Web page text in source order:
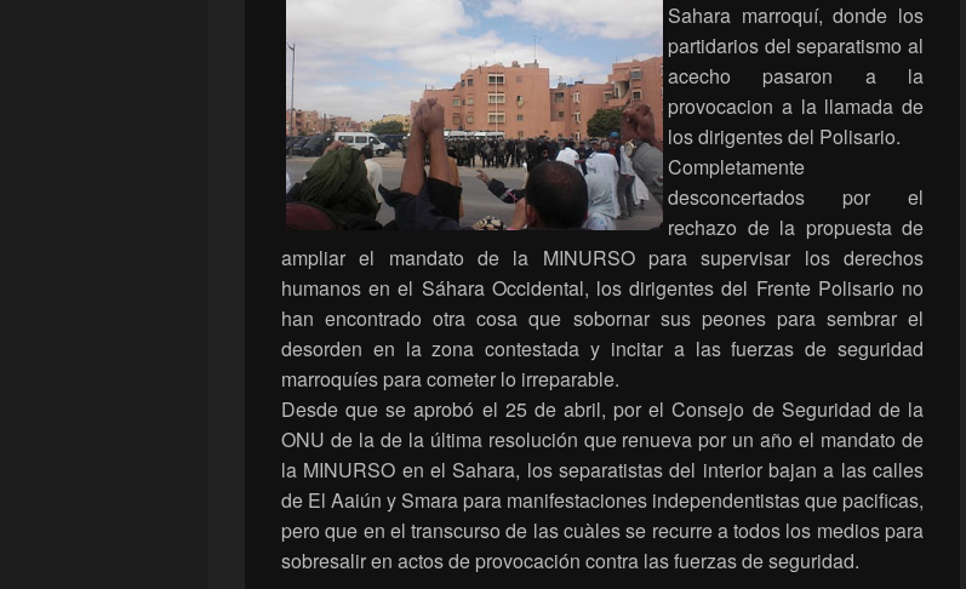
Sahara marroquí, donde los
partidarios del separatismo al
acecho pasaron a la
provocacion a la llamada de
los dirigentes del Polisario.
Completamente
desconcertados por el
rechazo de la propuesta de
ampliar el mandato de la MINURSO para supervisar los derechos
humanos en el Sáhara Occidental, los dirigentes del Frente Polisario no
han encontrado otra cosa que sobornar sus peones para sembrar el
desorden en la zona contestada y incitar a las fuerzas de seguridad
marroquíes para cometer lo irreparable.
Desde que se aprobó el 25 de abril, por el Consejo de Seguridad de la
ONU de la de la última resolución que renueva por un año el mandato de
la MINURSO en el Sahara, los separatistas del interior bajan a las calles
de El Aaiún y Smara para manifestaciones independentistas que pacificas,
pero que en el transcurso de las cuàles se recurre a todos los medios para
sobresalir en actos de provocación contra las fuerzas de seguridad.